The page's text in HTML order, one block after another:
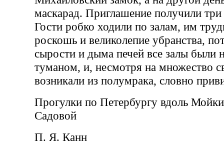
маскарад. Приглашение получили
Гости робко ходили по залам, им
роскошь и великолепие убранства,
сырости и дыма печей все залы были
туманом, и, несмотря на множество
возникали из полумрака, словно
Прогулки по Петербургу вдоль
Садовой
П. Я. Канн